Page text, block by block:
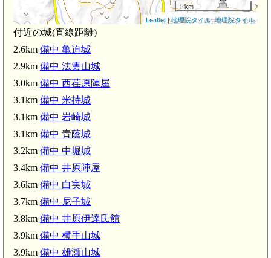
原駅(4.1km)
北条早雲と父盛定の墓(法泉寺
備中 西荏原陣屋(3.0km)
中 青蔭城(3.1km)
備中 井原伊達氏館(3.8km)
1 km
Leaflet|地理院タイル,地理院タイル
付近の城(直線距離)
2.6km 備中 亀迫城
2.9km 備中 法雲山城
3.0km 備中 西荏原陣屋
3.1km 備中 米持城
3.1km 備中 岩崎城
3.1km 備中 青蔭城
3.2km 備中 中堀城
3.4km 備中 井原陣屋
3.6km 備中 白実城
3.7km 備中 尼子城
3.8km 備中 井原伊達氏館
3.9km 備中 横手山城
3.9km 備中 雄瀬山城